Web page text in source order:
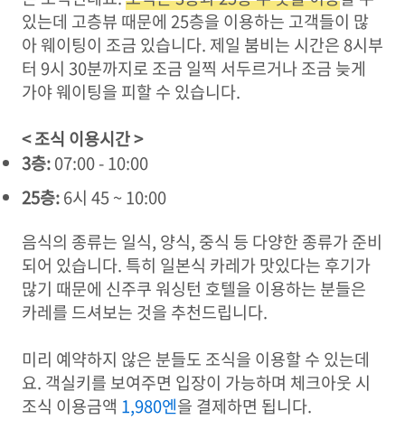
있는데 고층뷰 때문에 25층을 이용하는 고객들이 많
아 웨이팅이 조금 있습니다. 제일 붐비는 시간은 8시부
터 9시 30분까지로 조금 일찍 서두르거나 조금 늦게
가야 웨이팅을 피할 수 있습니다.
< 조식 이용시간 >
3층:07:00 - 10:00
25층:6시 45 ~ 10:00
음식의 종류는 일식, 양식, 중식 등 다양한 종류가 준비
되어 있습니다. 특히 일본식 카레가 맛있다는 후기가
많기 때문에 신주쿠 워싱턴 호텔을 이용하는 분들은
카레를 드셔보는 것을 추천드립니다.
미리 예약하지 않은 분들도 조식을 이용할 수 있는데
요. 객실키를 보여주면 입장이 가능하며 체크아웃 시
조식 이용금액 1,980엔을 결제하면 됩니다.